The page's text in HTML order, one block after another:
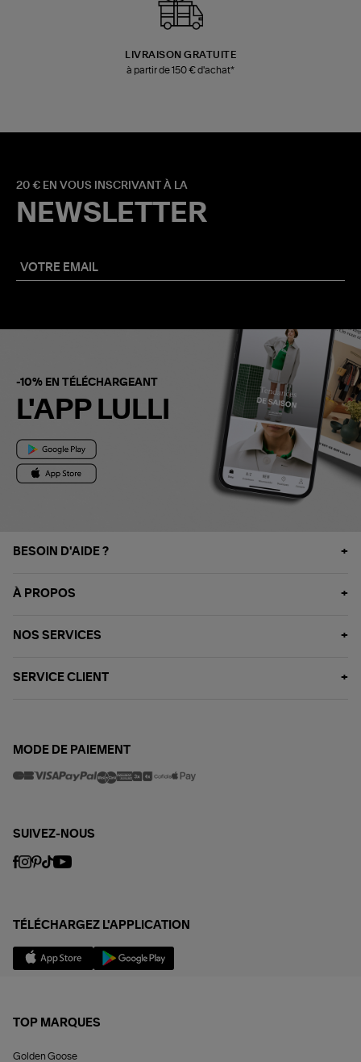
LIVRAISON GRATUITE
à partir de 150 € d'achat*
20 € EN VOUS INSCRIVANT À LA
NEWSLETTER
-10% EN TÉLÉCHARGEANT
L'APP LULLI
BESOIN D'AIDE ?
À PROPOS
NOS SERVICES
SERVICE CLIENT
MODE DE PAIEMENT
SUIVEZ-NOUS
TÉLÉCHARGEZ L'APPLICATION
TOP MARQUES
Golden Goose